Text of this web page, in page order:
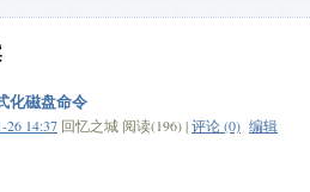
化磁盘命令
26 14:37 回忆之城 阅读(196) |评论 (0) 编辑